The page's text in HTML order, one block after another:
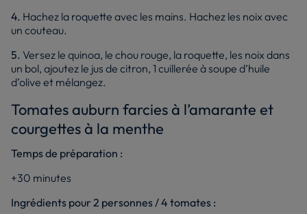
4. Hachez la roquette avec les mains. Hachez les noix avec
un couteau.
5. Versez le quinoa, le chou rouge, la roquette, les noix dans
un bol, ajoutez le jus de citron, 1 cuillerée à soupe d’huile
d’olive et mélangez.
Tomates auburn farcies à l’amarante et
courgettes à la menthe
Temps de préparation :
+30 minutes
Ingrédients pour 2 personnes / 4 tomates :